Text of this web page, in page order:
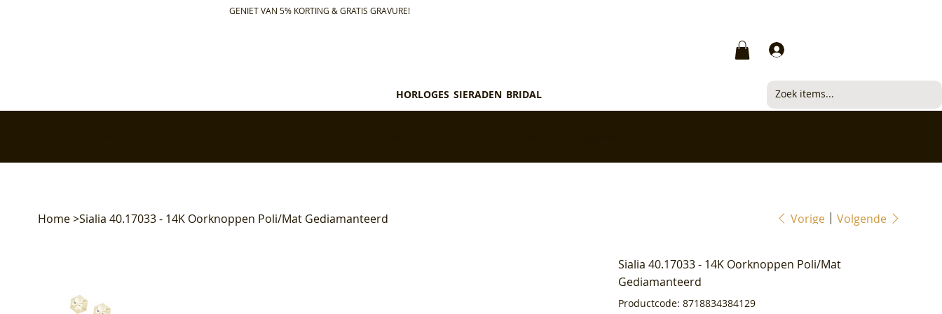
GENIET VAN 5% KORTING & GRATIS GRAVURE!
HORLOGES SIERADEN BRIDAL
Home>Sialia 40.17033 - 14K Oorknoppen Poli/Mat Gediamanteerd Vorige Volgende
Sialia 40.17033 - 14K Oorknoppen Poli/Mat
Gediamanteerd
Productcode: Productcode
8718834384129
8718834384129